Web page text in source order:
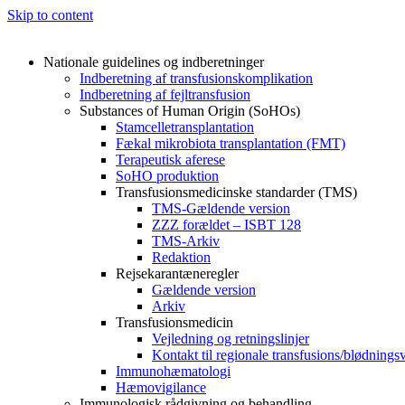
Skip to content
Nationale guidelines og indberetninger
Indberetning af transfusionskomplikation
Indberetning af fejltransfusion
Substances of Human Origin (SoHOs)
Stamcelletransplantation
Fækal mikrobiota transplantation (FMT)
Terapeutisk aferese
SoHO produktion
Transfusionsmedicinske standarder (TMS)
TMS-Gældende version
ZZZ forældet – ISBT 128
TMS-Arkiv
Redaktion
Rejsekarantæneregler
Gældende version
Arkiv
Transfusionsmedicin
Vejledning og retningslinjer
Kontakt til regionale transfusions/
Immunohæmatologi
Hæmovigilance